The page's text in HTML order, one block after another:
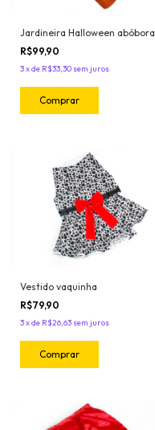
Jardineira Halloween abóbora
R$99,90
3xde R$33,30 sem juros
Comprar
Vestido vaquinha
R$79,90
3xde R$26,63 sem juros
Comprar